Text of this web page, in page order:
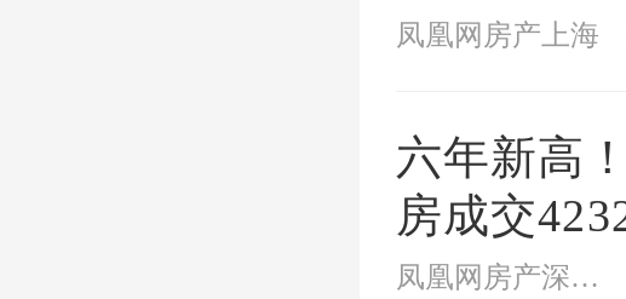
长期租赁
期供应等
地出让年
接“新质生
凤凰网房产上海
六年新高
房成交
撑起"量的
凤凰网房产深圳站